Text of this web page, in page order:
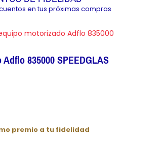
en tus próximas compras
motorizado Adflo 835000
835000 SPEEDGLAS
premio a tu fidelidad